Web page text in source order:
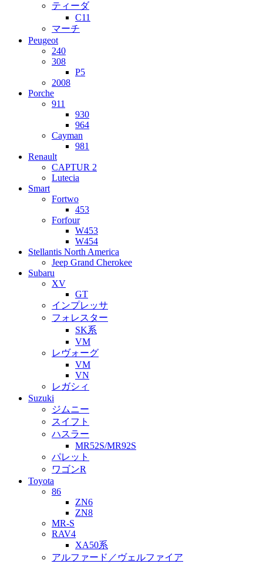
ティーダ
C11
マーチ
Peugeot
240
308
P5
2008
Porche
911
930
964
Cayman
981
Renault
CAPTUR 2
Lutecia
Smart
Fortwo
453
Forfour
W453
W454
Stellantis North America
Jeep Grand Cherokee
Subaru
XV
GT
インプレッサ
フォレスター
SK系
VM
レヴォーグ
VM
VN
レガシィ
Suzuki
ジムニー
スイフト
ハスラー
MR52S/MR92S
パレット
ワゴンR
Toyota
86
ZN6
ZN8
MR-S
RAV4
XA50系
アルファード／ヴェルファイア